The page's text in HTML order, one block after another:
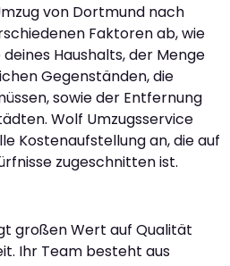
von Dortmund nach
Faktoren ab, wie
Haushalts, der Menge
Gegenständen, die
sowie der Entfernung
Wolf Umzugsservice
Kostenaufstellung an, die auf
zugeschnitten ist.
großen Wert auf Qualität
Ihr Team besteht aus